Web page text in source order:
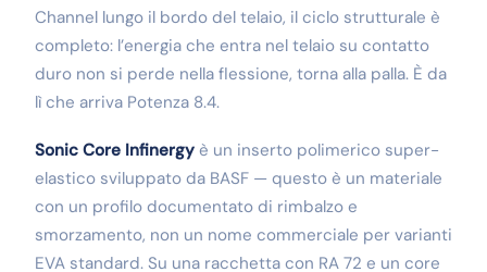
Channel lungo il bordo del telaio, il ciclo strutturale è
completo: l’energia che entra nel telaio su contatto
duro non si perde nella flessione, torna alla palla. È da
lì che arriva Potenza 8.4.
Sonic Core Infinergy è un inserto polimerico super-
elastico sviluppato da BASF — questo è un materiale
con un profilo documentato di rimbalzo e
smorzamento, non un nome commerciale per varianti
EVA standard. Su una racchetta con RA 72 e un core